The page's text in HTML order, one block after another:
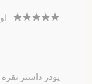
پودر داستر نقره